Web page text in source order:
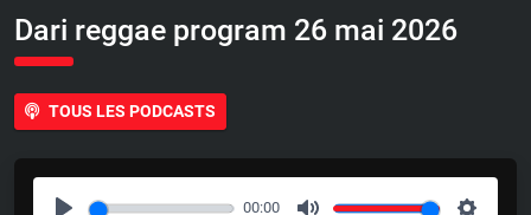
Dari reggae program 26 mai 2026
TOUS LES PODCASTS
00:00